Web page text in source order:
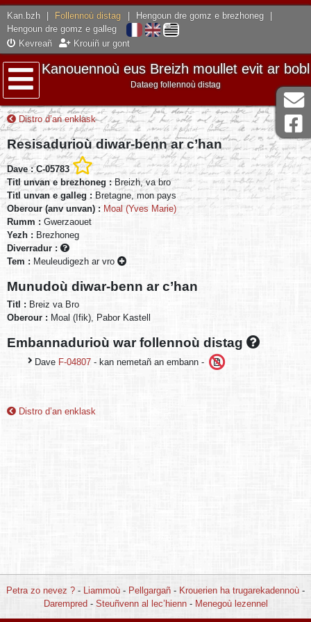
Kan.bzh Follennoù distag Hengoun dre gomz e brezhoneg
Hengoun dre gomz e galleg
Kevreañ
Krouiñ ur gont
Lañser
Kanouennoù eus Breizh moullet evit ar bobl
Dataeg follennoù distag
Distro d’an enklask
Resisadurioù diwar-benn ar c’han
Dave : C-05783
Titl unvan e brezhoneg :Breizh, va bro
Titl unvan e galleg : Bretagne, mon pays
Oberour (anv unvan) : Moal (Yves Marie)
Rumm : Gwerzaouet
Yezh : Brezhoneg
Diverradur :
Tem : Meuleudigezh ar vro
Munudoù diwar-benn ar c’han
Titl : Breiz va Bro
Oberour : Moal (Ifik), Pabor Kastell
Embannadurioù war follennoù distag
Dave F-04807 - kan nemetañ an embann -
Distro d’an enklask
Petra zo nevez ? - Liammoù - Pellgargañ - Krouerien ha trugarekadennoù -
Darempred- Steuñvenn al lec’hienn- Menegoù lezennel